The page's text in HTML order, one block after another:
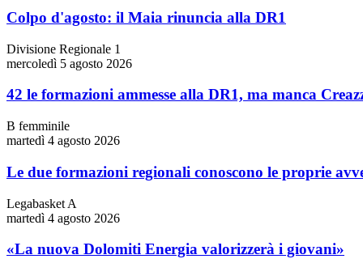
Colpo d'agosto: il Maia rinuncia alla DR1
Divisione Regionale 1
mercoledì 5 agosto 2026
42 le formazioni ammesse alla DR1, ma manca
B femminile
martedì 4 agosto 2026
Le due formazioni regionali conoscono le proprie
Legabasket A
martedì 4 agosto 2026
«La nuova Dolomiti Energia valorizzerà i giovani»